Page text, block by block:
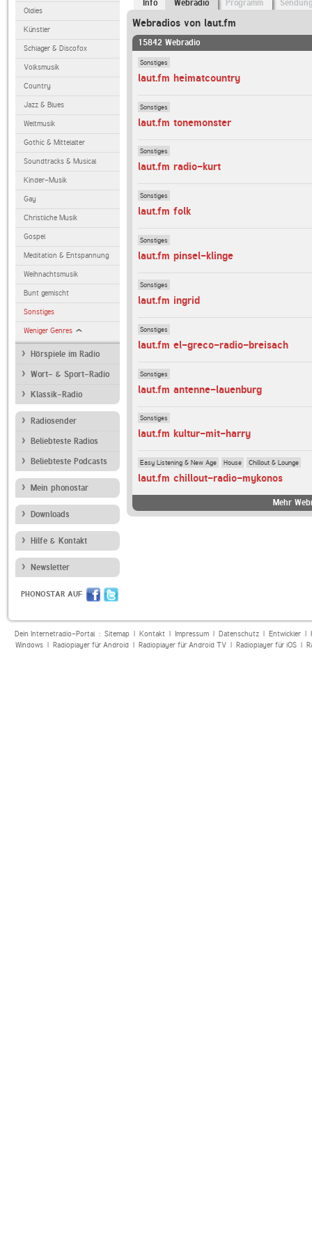
Oldies
Künstler
Schlager & Discofox
Volksmusik
Country
Jazz & Blues
Weltmusik
Gothic & Mittelalter
Soundtracks & Musical
Kinder-Musik
Gay
Christliche Musik
Gospel
Meditation & Entspannung
Weihnachtsmusik
Bunt gemischt
Sonstiges
Weniger Genres
Hörspiele im Radio
Wort- & Sport-Radio
Klassik-Radio
Radiosender
Beliebteste Radios
Beliebteste Podcasts
Mein phonostar
Downloads
Hilfe & Kontakt
Newsletter
PHONOSTAR AUF
Info Webradio Programm
Webradios von laut.fm
15842 Webradio
Sonstiges
laut.fm heimatcountry
Sonstiges
laut.fm tonemonster
Sonstiges
laut.fm radio-kurt
Sonstiges
laut.fm folk
Sonstiges
laut.fm pinsel-klinge
Sonstiges
laut.fm ingrid
Sonstiges
laut.fm el-greco-radio-breisach
Sonstiges
laut.fm antenne-lauenburg
Sonstiges
laut.fm kultur-mit-harry
Easy Listening & New Age House Chillout & Lounge
laut.fm chillout-radio-mykonos
Mehr
Dein Internetradio-Portal : Sitemap| Kontakt| Impressum| Datenschutz| Entwickler|
Windows| Radioplayer für Android| Radioplayer für Android TV| Radioplayer für iOS|